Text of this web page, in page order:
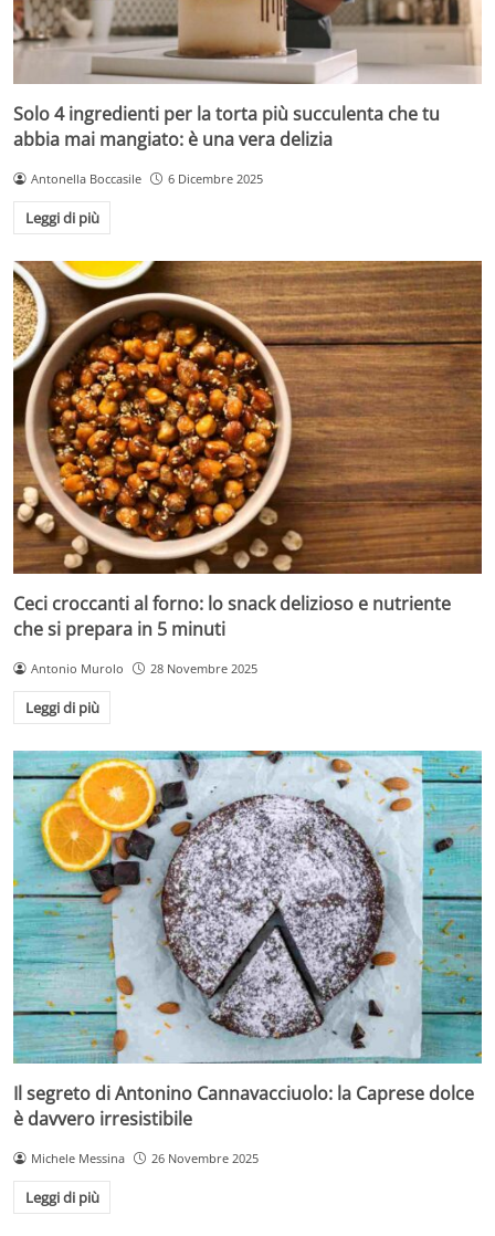
Solo 4 ingredienti per la torta più succulenta che tu
abbia mai mangiato: è una vera delizia
Antonella Boccasile 6 Dicembre 2025
Leggi di più
Ceci croccanti al forno: lo snack delizioso e nutriente
che si prepara in 5 minuti
Antonio Murolo 28 Novembre 2025
Leggi di più
Il segreto di Antonino Cannavacciuolo: la Caprese dolce
è davvero irresistibile
Michele Messina 26 Novembre 2025
Leggi di più